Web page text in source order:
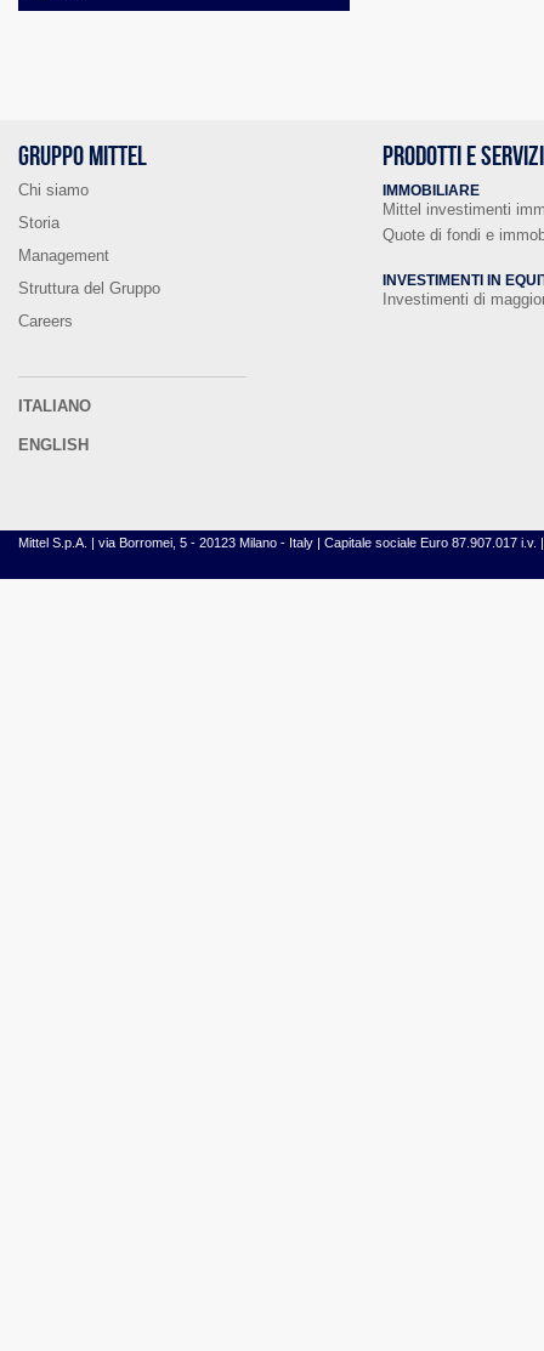
GRUPPO MITTEL
Chi siamo
Storia
Management
Struttura del Gruppo
Careers
ITALIANO
ENGLISH
PRODOTTI E SERVIZI
IMMOBILIARE
Mittel investimenti
Quote di fondi e
INVESTIMENTI IN
Investimenti di
Mittel S.p.A. | via Borromei, 5 - 20123 Milano - Italy | Capitale sociale Euro 87.907.017